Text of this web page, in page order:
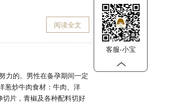
阅读全文
力的。男性在备孕期间一定
葱炒牛肉食材：牛肉、洋
片，青椒及各种配料切好
客服-小宝